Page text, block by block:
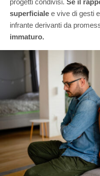
superficiale e vive di gesti
infrante derivanti da
immaturo.